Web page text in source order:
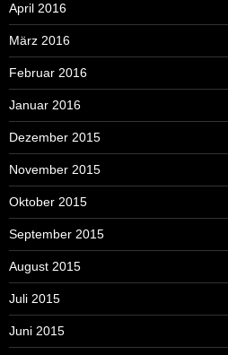
April 2016
März 2016
Februar 2016
Januar 2016
Dezember 2015
November 2015
Oktober 2015
September 2015
August 2015
Juli 2015
Juni 2015